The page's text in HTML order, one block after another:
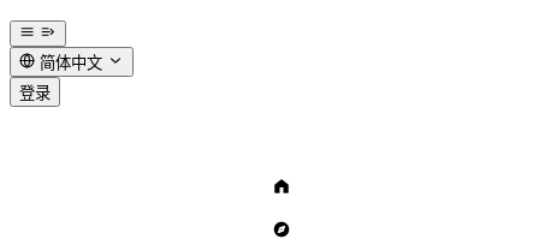
简体中文
登录